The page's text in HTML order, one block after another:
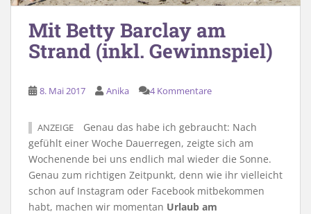
Mit Betty Barclay am
Strand (inkl. Gewinnspiel)
8. Mai 2017 Anika 4 Kommentare
ANZEIGE
Genau das habe ich gebraucht: Nach
gefühlt einer Woche Dauerregen, zeigte sich am
Wochenende bei uns endlich mal wieder die Sonne.
Genau zum richtigen Zeitpunkt, denn wie ihr vielleicht
schon auf Instagram oder Facebook mitbekommen
habt, machen wir momentan Urlaub am